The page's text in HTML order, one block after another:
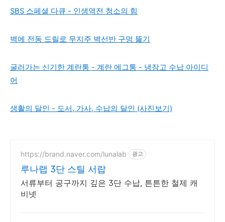
SBS 스페셜 다큐 - 인생역전 청소의 힘
벽에 전동 드릴로 무지주 벽선반 구멍 뚫기
굴러가는 신기한 계란통 - 계란 에그통 - 냉장고 수납 아이디
어
생활의 달인 - 도서, 가사, 수납의 달인 (사진보기)
https://brand.naver.com/lunalab 광고
루나랩 3단 스틸 서랍
서류부터 공구까지 깊은 3단 수납, 튼튼한 철제 캐
비넷